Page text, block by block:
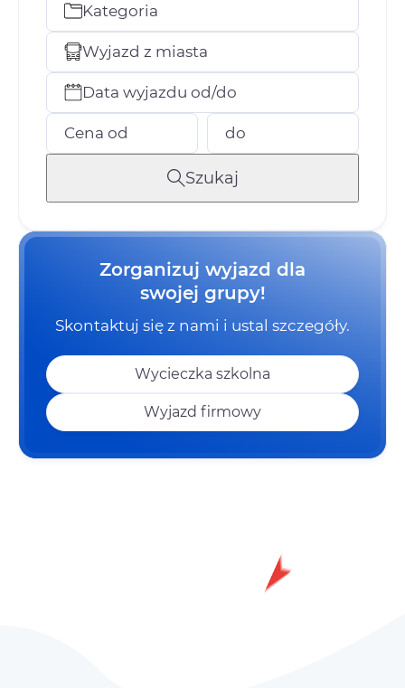
Kategoria
Wyjazd z miasta
Data wyjazdu od/do
Cena od do
Szukaj
Zorganizuj wyjazd dla
swojej grupy!
Skontaktuj się z nami i ustal szczegóły.
Wycieczka szkolna
Wyjazd firmowy